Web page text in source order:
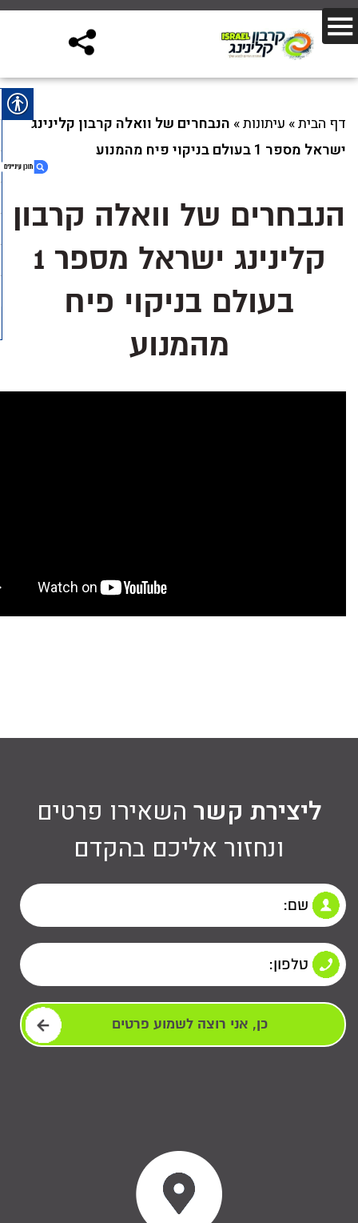
בעולם בניקוי פיח מהמנוע
ליצירת קשר
דף הבית» עיתונות» הנבחרים של וואלה קרבון קלינינג
ישראל מספר 1 בעולם בניקוי פיח מהמנוע
הנבחרים של וואלה קרבון
קלינינג ישראל מספר 1
בעולם בניקוי פיח
מהמנוע
ליצירת קשר השאירו פרטים
ונחזור אליכם בהקדם